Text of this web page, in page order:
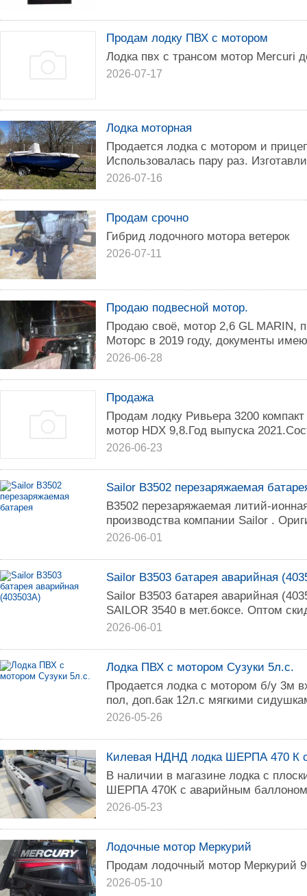
Продам лодку ПВХ с мотором
Лодка пвх с трансом мотор Mercuri
2026-07-17
Лодка моторная
Продается лодка с мотором и
Использовалась пару раз.
2026-07-16
Продам срочно
Гибрид лодочного мотора ветерок
2026-07-11
Продаю подвесной мотор.
Продаю своё, мотор 2,6 GL MARIN,
Моторс в 2019 году, документы
2026-06-28
Продажа
Продам лодку Ривьера 3200
мотор HDX 9,8.Год выпуска
2026-06-23
Sailor B3502 перезаряжаемая
B3502 перезаряжаемая литий-
производства компании Sailor .
2026-06-01
Sailor B3503 батарея аварийная
Sailor B3503 батарея аварийная
SAILOR 3540 в мет.боксе. Оптом
2026-06-01
Лодка ПВХ с мотором Сузуки 5л.с.
Продается лодка с мотором б/у 3м
пол, доп.бак 12л.с мягкими
2026-05-26
Килевая НДНД лодка ШЕРПА 470 К
В наличии в магазине лодка с
ШЕРПА 470К с аварийным
2026-05-23
Лодочные мотор Меркурий
Продам лодочный мотор Меркурий
2026-05-10